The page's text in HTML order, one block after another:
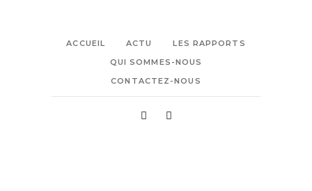
ACCUEIL ACTU
LES RAPPORTS
QUI SOMMES-NOUS
CONTACTEZ-NOUS